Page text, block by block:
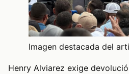
Imagen destacada del
Henry Alviarez exige